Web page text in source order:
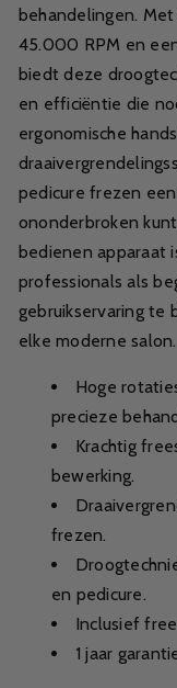
behandelingen.
45.000 RPM en
biedt deze
en efficiëntie die
ergonomische
pedicure frezen
ononderbroken
bedienen apparaat
professionals als
gebruikservaring te
elke moderne salon.
Hoge
precieze
Krachtig
bewerking.
frezen.
en pedicure.
Inclusief
1 jaar